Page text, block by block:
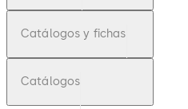
Catálogos y fichas
Catálogos